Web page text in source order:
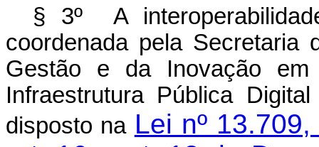
§ 3º A
coordenada pela Secretaria
Gestão e da Inovação
Infraestrutura Pública
disposto na Lei nº